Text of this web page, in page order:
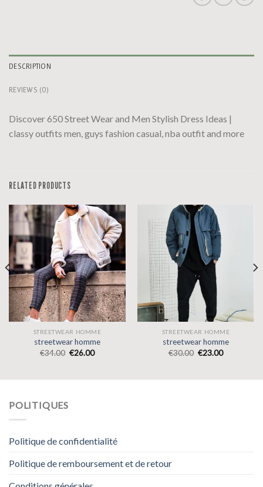
DESCRIPTION
REVIEWS (0)
Discover 650 Street Wear and Men Stylish Dress Ideas |
classy outfits men, guys fashion casual, nba outfit and more
RELATED PRODUCTS
STREETWEAR HOMME
streetwear homme
€34.00 €26.00
STREETWEAR HOMME
streetwear homme
€30.00 €23.00
POLITIQUES
Politique de confidentialité
Politique de remboursement et de retour